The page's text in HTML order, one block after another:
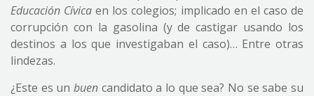
Educación Cívica en los colegios; implicado en el caso de
corrupción con la gasolina (y de castigar usando los
destinos a los que investigaban el caso)… Entre otras
lindezas.
¿Este es un buen candidato a lo que sea? No se sabe su